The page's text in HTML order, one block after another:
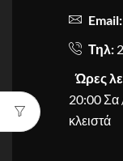
Email:
Τηλ:
Ώρες
20:00 Σα
κλειστά